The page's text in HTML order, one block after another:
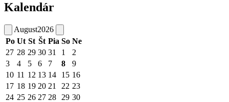
Kalendár
August2026
Po Ut St Št Pia So Ne
27 28 29 30 31 1
2
3
4 5 6 7 8
9
10 11 12 13 14 15 16
17 18 19 20 21 22 23
24 25 26 27 28 29 30